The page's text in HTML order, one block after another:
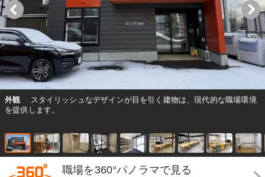
外観
スタイリッシュなデザインが目を引く建物は、現代的な職場環境
を提供します。
職場を360°パノラマで見る